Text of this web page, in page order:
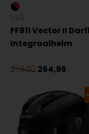
FF811 Vector II
Integraalhelm
279,00 264,95